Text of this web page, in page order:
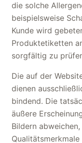
die solche
beispielsweise
Kunde wird
Produktetiketten
sorgfältig zu
Die auf der
dienen
bindend. Die
äußere
Bildern